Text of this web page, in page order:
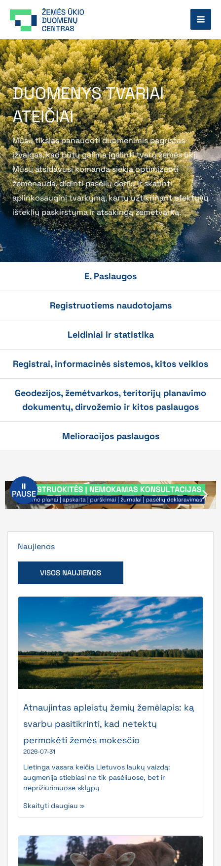
prie
DUOMENYS TVARIAI
ATEIČIAI
Mūsų tikslas panaudoti duomenimis pagrįstas
įžvalgas, kad būtų galima įgalinti tvarų žemės ūkį.
Mūsų atsidavusi komanda siekia optimizuoti
žemėnaudą, didinti pasėlių derlių ir skatinti
aplinkosauginį tvarkymą, kartu užtikrinant efektyvų
išteklių paskirstymą ir atsakingą žemėtvarką.
E. Paslaugos
Registruotiems naudotojams
Leidiniai ir statistika
Registrai, informacinės sistemos, kitos veiklos
Geodezijos, žemėtvarkos, teritorijų planavimo
dokumentų, dirvožemio ir kitos paslaugos
Melioracijos paslaugos
⏸
PAUSE
Naujienos
VISOS NAUJIENOS
Atnaujintas apleistų žemių žemėlapis: ką
svarbu pasitikrinti, kad netektų
permokėti žemės mokesčio
2026-07-31
Lietinga vasara keičia Lietuvos laukų vaizdą:
augmenija stiebiasi ne tik pasėliuose, bet ir
neprižiūrimuose sklypų
Skaityti daugiau »